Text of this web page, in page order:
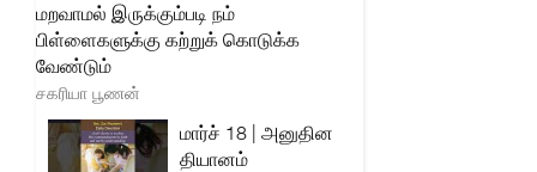
மறவாமல் இருக்கும்படி நம்
பிள்ளைகளுக்கு கற்றுக் கொடுக்க
வேண்டும்
சகரியா பூணன்
மார்ச் 18 | அனுதின
தியானம்